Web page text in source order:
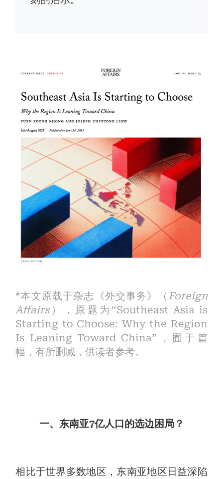
*本文原载于杂志《外交事务》（ Foreign
Affairs），原题为“Southeast Asia is
Starting to Choose: Why the Region
Is Leaning Toward China”，囿于篇
幅，有所删减，供读者参考。
一、东南亚7亿人口的选边困局？
相比于世界多数地区，东南亚地区日益深陷